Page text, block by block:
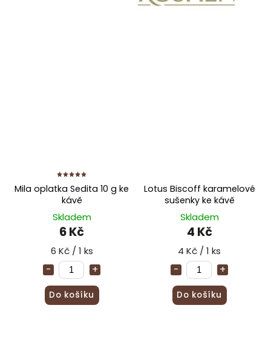
Mila oplatka Sedita 10 g ke
kávě
Skladem
6 Kč
6 Kč / 1 ks
Do košíku
Lotus Biscoff karamelové
sušenky ke kávě
Skladem
4 Kč
4 Kč / 1 ks
Do košíku